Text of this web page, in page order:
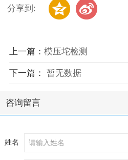
分享到:
上一篇： 模压坨检测
下一篇： 暂无数据
咨询留言
姓名